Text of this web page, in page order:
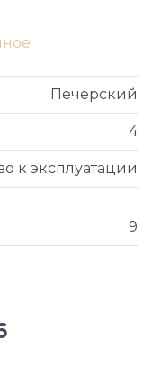
Печерский
4
к эксплуатации
9